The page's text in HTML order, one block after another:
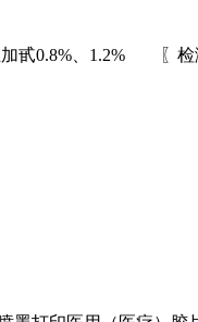
甙0.8%、1.2% 〖检